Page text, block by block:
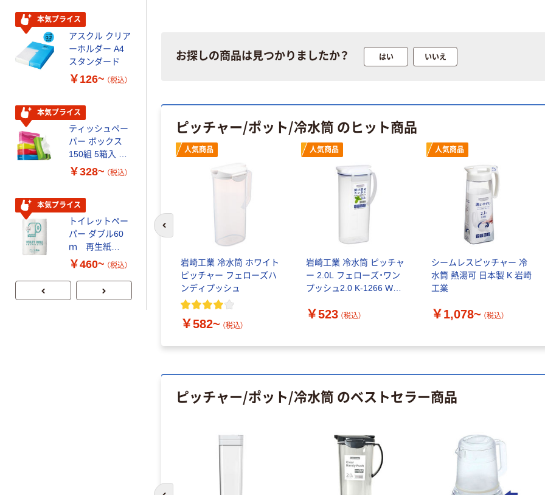
お探しの商品は見つかりましたか？ はい いいえ
ピッチャー/ポット/冷水筒 のヒット商品
HARIO（ハリオ）冷水筒 ピ
人気商品
岩崎工業 冷水筒 ホワイト
ピッチャー フェローズハ
ンディプッシュ
￥582~ （税込）
人気商品
岩崎工業 冷水筒 ピッチャ
ー 2.0L フェローズ・ワン
プッシュ2.0 K-1266 WH 1
￥523 （税込）
人気商品
シームレスピッチャー 冷
水筒 熱湯可 日本製 K 岩崎
工業
￥1,078~ （税込）
ピッチャー/ポット/冷水筒 のベストセラー商品
本気プライス
アスクル クリア
ーホルダー A4
スタンダード
￥126~ （税込）
本気プライス
ティッシュペー
パー ボックス
150組 5箱入 ア
スクル スマート
証
￥328~ （税込）
本気プライス
トイレットペー
パー ダブル60
ｍ 再生紙
100% 6ロール
芯あり FSC認
証
￥460~ （税込）
さしい やわらか
いマスク
アスクル プラ
スチックグロー
ブ 薄手 粉な
し（パウダーフ
リー）
￥298~ （税込）
ラルミネラルウ
ォーター 500ml
キャップシール
付き／2Lラベル
レス 10本
￥1,037~
（税込）
ト ホワイト紙コ
ップ
蛍光オプテック
ス1(アスクル限
定モデル) 蛍光
ペン ゼブラ
￥52~ （税込）
スズラン 酒精綿
指定医薬部外品
￥140~ （税込）
パー ボックス
モカ 200組 5個
アスクル オリジ
ナルティッシュ
PEFC認証
￥428~
本気プライス
アスクル トイ
レのおそうじシ
ート 大王製紙
共同企画 トイ
レクリーナー
￥330~ （税込）